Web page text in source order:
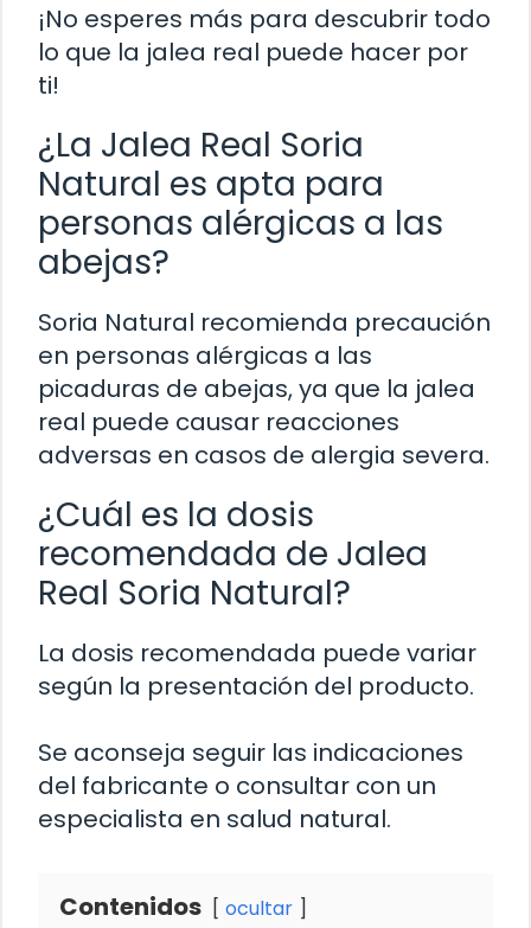
¡No esperes más para descubrir todo
lo que la jalea real puede hacer por
ti!
¿La Jalea Real Soria
Natural es apta para
personas alérgicas a las
abejas?
Soria Natural recomienda precaución
en personas alérgicas a las
picaduras de abejas, ya que la jalea
real puede causar reacciones
adversas en casos de alergia severa.
¿Cuál es la dosis
recomendada de Jalea
Real Soria Natural?
La dosis recomendada puede variar
según la presentación del producto.
Se aconseja seguir las indicaciones
del fabricante o consultar con un
especialista en salud natural.
Contenidos ocultar